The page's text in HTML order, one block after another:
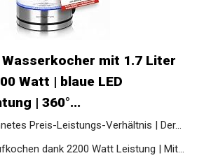
Wasserkocher mit 1.7 Liter
Watt | blaue LED
| 360°...
Preis-Leistungs-Verhältnis | Der...
dank 2200 Watt Leistung | Mit...